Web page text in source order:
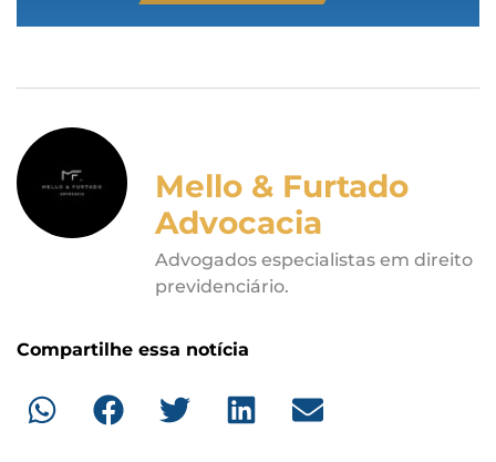
Mello & Furtado
Advocacia
Advogados especialistas em direito
previdenciário.
Compartilhe essa notícia